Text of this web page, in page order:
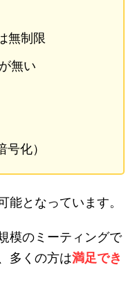
無制限
無い
化）
能となっています。
模のミーティングで
多くの方は満足でき